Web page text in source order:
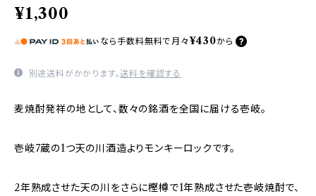
¥1,300
なら 手数料無料で 月々¥430から
別途送料がかかります。送料を確認する
麦焼酎発祥の地として、数々の銘酒を全国に届ける壱岐。
壱岐7蔵の1つ天の川酒造よりモンキーロックです。
2年熟成させた天の川をさらに樫樽で1年熟成させた壱岐焼酎で、